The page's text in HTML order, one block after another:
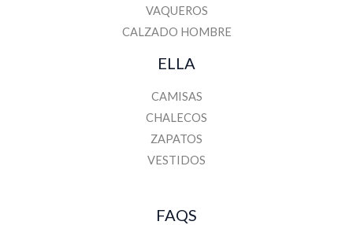
VAQUEROS
CALZADO HOMBRE
ELLA
CAMISAS
CHALECOS
ZAPATOS
VESTIDOS
FAQS